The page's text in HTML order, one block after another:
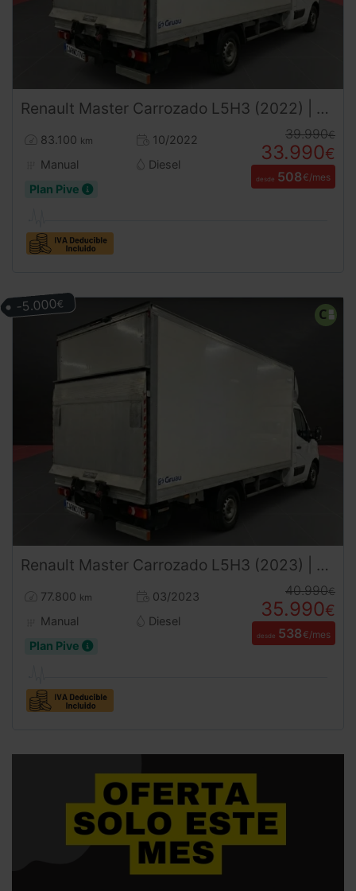
Renault Master Carrozado L5H3 (2022) | Caja 4,60m | Trampilla | 3500kg | Carnet B
83.100 km
10/2022
Manual
Diesel
Plan Pive
39.990€
33.990€
desde 508€/mes
Renault Master Carrozado L5H3 (2023) | Caja 4,60m | Trampilla | 3500kg | Carnet B
77.800 km
03/2023
Manual
Diesel
Plan Pive
40.990€
35.990€
desde 538€/mes
-5.000€